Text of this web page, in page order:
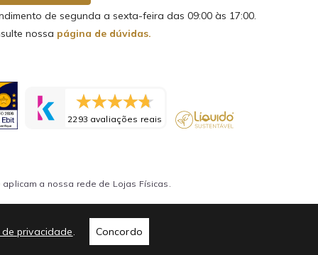
privacidade. Concordo
de segunda a sexta-feira das 09:00 às 17:00.
nossa página de dúvidas.
2293 avaliações reais
a nossa rede de Lojas Físicas.